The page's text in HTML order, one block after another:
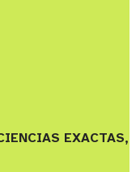
EXACTAS,